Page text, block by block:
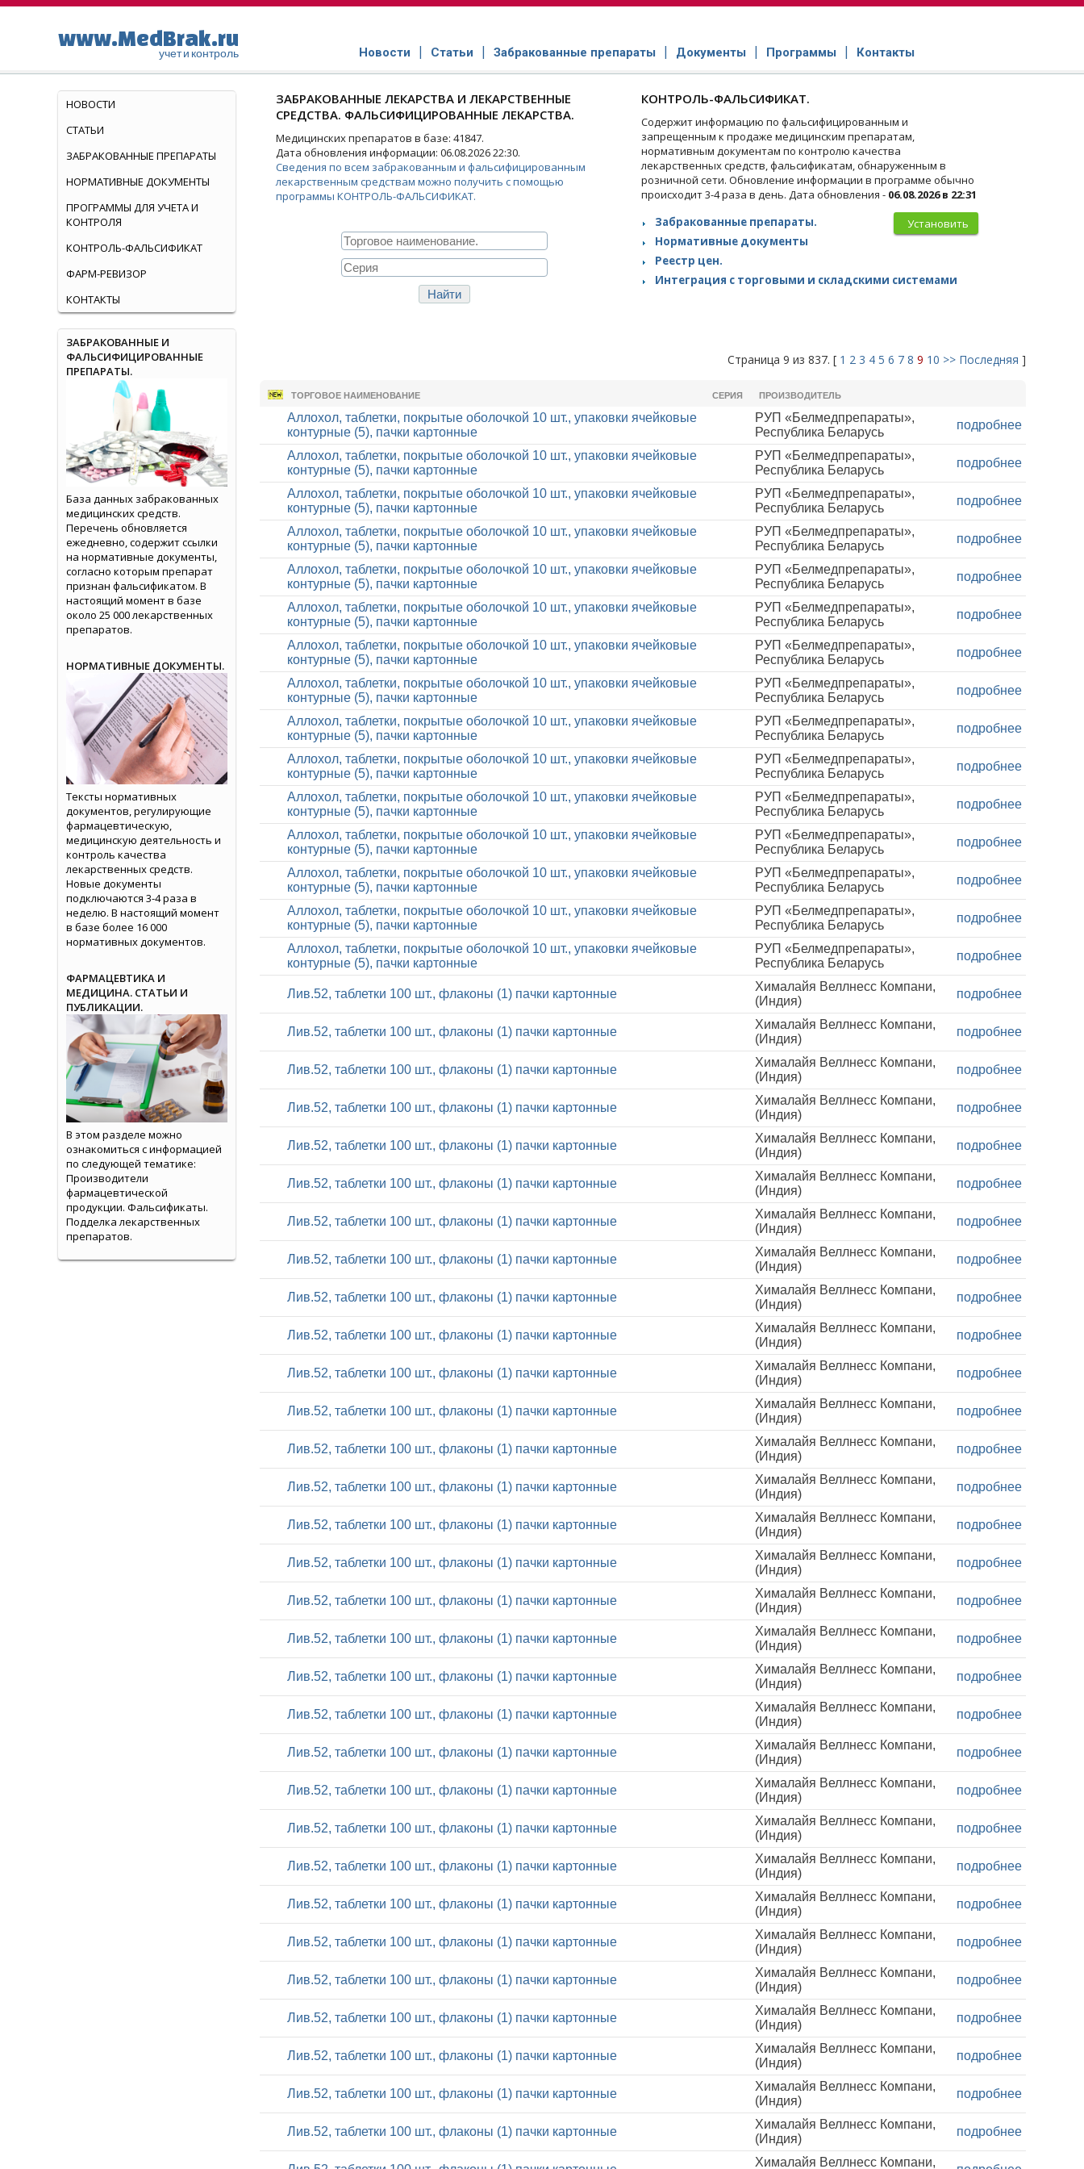
www.MedBrak.ru
учет и контроль Новости Статьи Забракованные препараты Документы Программы Контакты
ЗАБРАКОВАННЫЕ ЛЕКАРСТВА И ЛЕКАРСТВЕННЫЕ
СРЕДСТВА. ФАЛЬСИФИЦИРОВАННЫЕ ЛЕКАРСТВА.
Медицинских препаратов в базе: 41847.
Дата обновления информации: 06.08.2026 22:30.
Сведения по всем забракованным и фальсифицированным
лекарственным средствам можно получить с помощью
программы КОНТРОЛЬ-ФАЛЬСИФИКАТ.
КОНТРОЛЬ-ФАЛЬСИФИКАТ.
Содержит информацию по фальсифицированным и
запрещенным к продаже медицинским препаратам,
нормативным документам по контролю качества
лекарственных средств, фальсификатам, обнаруженным в
розничной сети. Обновление информации в программе обычно
происходит 3-4 раза в день. Дата обновления - 06.08.2026 в 22:31
Установить
Забракованные препараты.
Нормативные документы
Реестр цен.
Интеграция с торговыми и складскими системами
Страница 9 из 837. [ 1 2 3 4 5 6 7 8 9 10 >> Последняя ]
ТОРГОВОЕ НАИМЕНОВАНИЕ СЕРИЯ ПРОИЗВОДИТЕЛЬ
Аллохол, таблетки, покрытые оболочкой 10 шт., упаковки ячейковые
контурные (5), пачки картонные
РУП «Белмедпрепараты»,
Республика Беларусь
подробнее
Аллохол, таблетки, покрытые оболочкой 10 шт., упаковки ячейковые
контурные (5), пачки картонные
РУП «Белмедпрепараты»,
Республика Беларусь
подробнее
Аллохол, таблетки, покрытые оболочкой 10 шт., упаковки ячейковые
контурные (5), пачки картонные
РУП «Белмедпрепараты»,
Республика Беларусь
подробнее
Аллохол, таблетки, покрытые оболочкой 10 шт., упаковки ячейковые
контурные (5), пачки картонные
РУП «Белмедпрепараты»,
Республика Беларусь
подробнее
Аллохол, таблетки, покрытые оболочкой 10 шт., упаковки ячейковые
контурные (5), пачки картонные
РУП «Белмедпрепараты»,
Республика Беларусь
подробнее
Аллохол, таблетки, покрытые оболочкой 10 шт., упаковки ячейковые
контурные (5), пачки картонные
РУП «Белмедпрепараты»,
Республика Беларусь
подробнее
Аллохол, таблетки, покрытые оболочкой 10 шт., упаковки ячейковые
контурные (5), пачки картонные
РУП «Белмедпрепараты»,
Республика Беларусь
подробнее
Аллохол, таблетки, покрытые оболочкой 10 шт., упаковки ячейковые
контурные (5), пачки картонные
РУП «Белмедпрепараты»,
Республика Беларусь
подробнее
Аллохол, таблетки, покрытые оболочкой 10 шт., упаковки ячейковые
контурные (5), пачки картонные
РУП «Белмедпрепараты»,
Республика Беларусь
подробнее
Аллохол, таблетки, покрытые оболочкой 10 шт., упаковки ячейковые
контурные (5), пачки картонные
РУП «Белмедпрепараты»,
Республика Беларусь
подробнее
Аллохол, таблетки, покрытые оболочкой 10 шт., упаковки ячейковые
контурные (5), пачки картонные
РУП «Белмедпрепараты»,
Республика Беларусь
подробнее
Аллохол, таблетки, покрытые оболочкой 10 шт., упаковки ячейковые
контурные (5), пачки картонные
РУП «Белмедпрепараты»,
Республика Беларусь
подробнее
Аллохол, таблетки, покрытые оболочкой 10 шт., упаковки ячейковые
контурные (5), пачки картонные
РУП «Белмедпрепараты»,
Республика Беларусь
подробнее
Аллохол, таблетки, покрытые оболочкой 10 шт., упаковки ячейковые
контурные (5), пачки картонные
РУП «Белмедпрепараты»,
Республика Беларусь
подробнее
Аллохол, таблетки, покрытые оболочкой 10 шт., упаковки ячейковые
контурные (5), пачки картонные
РУП «Белмедпрепараты»,
Республика Беларусь
подробнее
Лив.52, таблетки 100 шт., флаконы (1) пачки картонные
Хималайя Веллнесс Компани,
(Индия)
подробнее
Лив.52, таблетки 100 шт., флаконы (1) пачки картонные
Хималайя Веллнесс Компани,
(Индия)
подробнее
Лив.52, таблетки 100 шт., флаконы (1) пачки картонные
Хималайя Веллнесс Компани,
(Индия)
подробнее
Лив.52, таблетки 100 шт., флаконы (1) пачки картонные
Хималайя Веллнесс Компани,
(Индия)
подробнее
Лив.52, таблетки 100 шт., флаконы (1) пачки картонные
Хималайя Веллнесс Компани,
(Индия)
подробнее
Лив.52, таблетки 100 шт., флаконы (1) пачки картонные
Хималайя Веллнесс Компани,
(Индия)
подробнее
Лив.52, таблетки 100 шт., флаконы (1) пачки картонные
Хималайя Веллнесс Компани,
(Индия)
подробнее
Лив.52, таблетки 100 шт., флаконы (1) пачки картонные
Хималайя Веллнесс Компани,
(Индия)
подробнее
Лив.52, таблетки 100 шт., флаконы (1) пачки картонные
Хималайя Веллнесс Компани,
(Индия)
подробнее
Лив.52, таблетки 100 шт., флаконы (1) пачки картонные
Хималайя Веллнесс Компани,
(Индия)
подробнее
Лив.52, таблетки 100 шт., флаконы (1) пачки картонные
Хималайя Веллнесс Компани,
(Индия)
подробнее
Лив.52, таблетки 100 шт., флаконы (1) пачки картонные
Хималайя Веллнесс Компани,
(Индия)
подробнее
Лив.52, таблетки 100 шт., флаконы (1) пачки картонные
Хималайя Веллнесс Компани,
(Индия)
подробнее
Лив.52, таблетки 100 шт., флаконы (1) пачки картонные
Хималайя Веллнесс Компани,
(Индия)
подробнее
Лив.52, таблетки 100 шт., флаконы (1) пачки картонные
Хималайя Веллнесс Компани,
(Индия)
подробнее
Лив.52, таблетки 100 шт., флаконы (1) пачки картонные
Хималайя Веллнесс Компани,
(Индия)
подробнее
Лив.52, таблетки 100 шт., флаконы (1) пачки картонные
Хималайя Веллнесс Компани,
(Индия)
подробнее
Лив.52, таблетки 100 шт., флаконы (1) пачки картонные
Хималайя Веллнесс Компани,
(Индия)
подробнее
Лив.52, таблетки 100 шт., флаконы (1) пачки картонные
Хималайя Веллнесс Компани,
(Индия)
подробнее
Лив.52, таблетки 100 шт., флаконы (1) пачки картонные
Хималайя Веллнесс Компани,
(Индия)
подробнее
Лив.52, таблетки 100 шт., флаконы (1) пачки картонные
Хималайя Веллнесс Компани,
(Индия)
подробнее
Лив.52, таблетки 100 шт., флаконы (1) пачки картонные
Хималайя Веллнесс Компани,
(Индия)
подробнее
Лив.52, таблетки 100 шт., флаконы (1) пачки картонные
Хималайя Веллнесс Компани,
(Индия)
подробнее
Лив.52, таблетки 100 шт., флаконы (1) пачки картонные
Хималайя Веллнесс Компани,
(Индия)
подробнее
Лив.52, таблетки 100 шт., флаконы (1) пачки картонные
Хималайя Веллнесс Компани,
(Индия)
подробнее
Лив.52, таблетки 100 шт., флаконы (1) пачки картонные
Хималайя Веллнесс Компани,
(Индия)
подробнее
Лив.52, таблетки 100 шт., флаконы (1) пачки картонные
Хималайя Веллнесс Компани,
(Индия)
подробнее
Лив.52, таблетки 100 шт., флаконы (1) пачки картонные
Хималайя Веллнесс Компани,
(Индия)
подробнее
Лив.52, таблетки 100 шт., флаконы (1) пачки картонные
Хималайя Веллнесс Компани,
(Индия)
подробнее
Лив.52, таблетки 100 шт., флаконы (1) пачки картонные
Хималайя Веллнесс Компани,
(Индия)
подробнее
Лив.52, таблетки 100 шт., флаконы (1) пачки картонные
Хималайя Веллнесс Компани,
(Индия)
подробнее
Хималайя Веллнесс Компани,
НОВОСТИ
СТАТЬИ
ЗАБРАКОВАННЫЕ ПРЕПАРАТЫ
НОРМАТИВНЫЕ ДОКУМЕНТЫ
ПРОГРАММЫ ДЛЯ УЧЕТА И
КОНТРОЛЯ
КОНТРОЛЬ-ФАЛЬСИФИКАТ
ФАРМ-РЕВИЗОР
КОНТАКТЫ
ЗАБРАКОВАННЫЕ И
ФАЛЬСИФИЦИРОВАННЫЕ
ПРЕПАРАТЫ.
База данных забракованных
медицинских средств.
Перечень обновляется
ежедневно, содержит ссылки
на нормативные документы,
согласно которым препарат
признан фальсификатом. В
настоящий момент в базе
около 25 000 лекарственных
препаратов.
НОРМАТИВНЫЕ ДОКУМЕНТЫ.
Тексты нормативных
документов, регулирующие
фармацевтическую,
медицинскую деятельность и
контроль качества
лекарственных средств.
Новые документы
подключаются 3-4 раза в
неделю. В настоящий момент
в базе более 16 000
нормативных документов.
ФАРМАЦЕВТИКА И
МЕДИЦИНА. СТАТЬИ И
ПУБЛИКАЦИИ.
В этом разделе можно
ознакомиться с информацией
по следующей тематике:
Производители
фармацевтической
продукции. Фальсификаты.
Подделка лекарственных
препаратов.